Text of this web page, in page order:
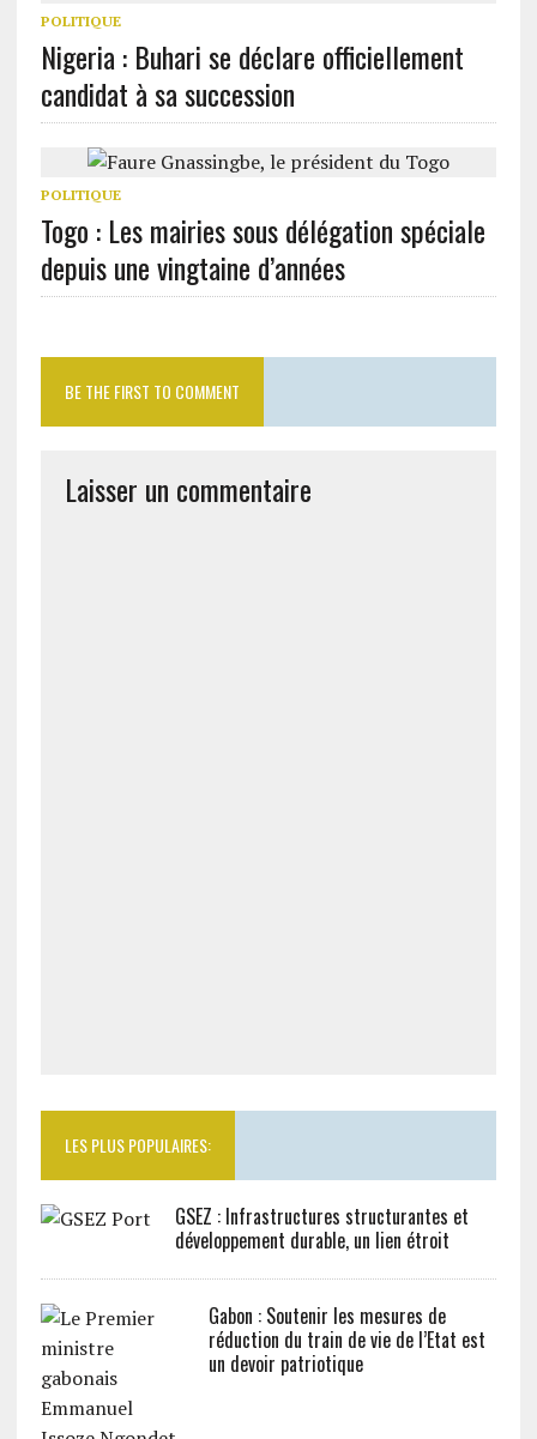
POLITIQUE
Nigeria : Buhari se déclare officiellement
candidat à sa succession
POLITIQUE
Togo : Les mairies sous délégation spéciale
depuis une vingtaine d’années
BE THE FIRST TO COMMENT
Laisser un commentaire
LES PLUS POPULAIRES:
GSEZ : Infrastructures structurantes et
développement durable, un lien étroit
Gabon : Soutenir les mesures de
réduction du train de vie de l’Etat est
un devoir patriotique